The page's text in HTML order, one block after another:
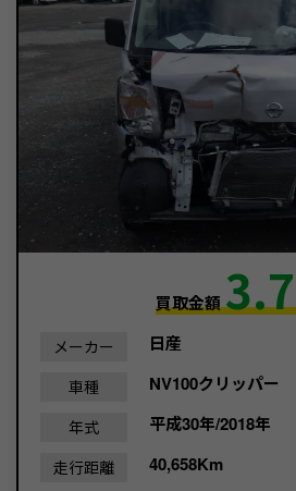
買取金額3.7
メーカー 日産
車種 NV100クリッパー
年式 平成30年/2018年
走行距離 40,658Km